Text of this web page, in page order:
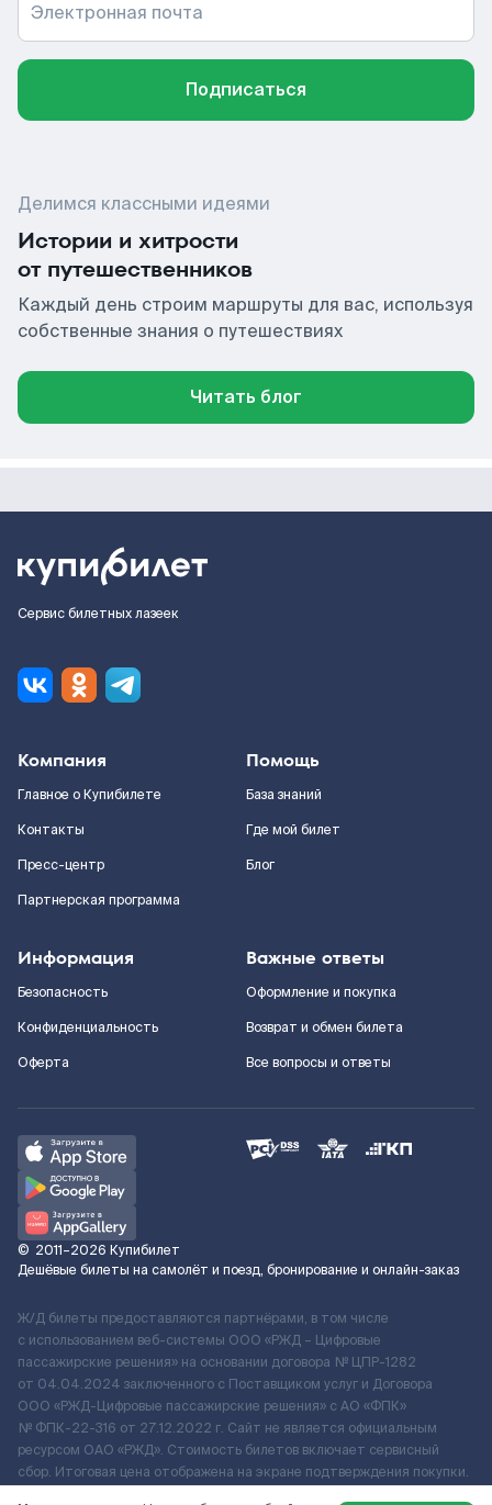
Электронная почта
Подписаться
Делимся классными идеями
Истории и хитрости
от путешественников
Каждый день строим маршруты для вас, используя
собственные знания о путешествиях
Читать блог
Сервис билетных лазеек
Компания
Главное о Купибилете
Контакты
Пресс-центр
Партнерская программа
Помощь
База знаний
Где мой билет
Блог
Информация
Безопасность
Конфиденциальность
Оферта
Важные ответы
Оформление и покупка
Возврат и обмен билета
Все вопросы и ответы
© 2011–2026 Купибилет
Дешёвые билеты на самолёт и поезд, бронирование и онлайн-заказ
Ж/Д билеты предоставляются партнёрами, в том числе
с использованием веб-системы ООО «РЖД – Цифровые
пассажирские решения» на основании договора № ЦПР-1282
от 04.04.2024 заключенного с Поставщиком услуг и Договора
ООО «РЖД-Цифровые пассажирские решения» c АО «ФПК»
№ ФПК-22-316 от 27.12.2022 г. Сайт не является официальным
ресурсом ОАО «РЖД». Стоимость билетов включает сервисный
сбор. Итоговая цена отображена на экране подтверждения покупки.